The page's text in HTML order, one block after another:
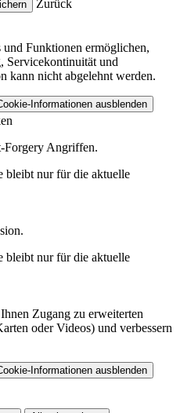
Zurück
Funktionen ermöglichen,
Servicekontinuität und
kann nicht abgelehnt werden.
Informationen ausblenden
Forgery Angriffen.
bleibt nur für die aktuelle
bleibt nur für die aktuelle
Zugang zu erweiterten
oder Videos) und verbessern
Informationen ausblenden